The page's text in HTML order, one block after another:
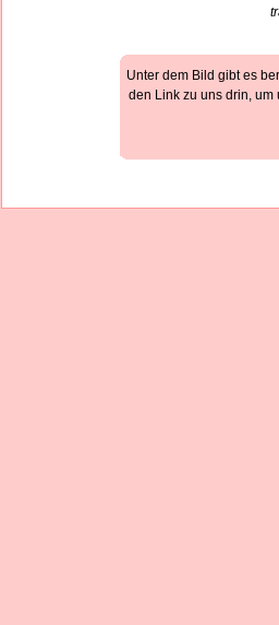
Unter dem Bild gibt es
den Link zu uns drin,